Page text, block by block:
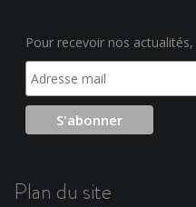
Pour recevoir nos
Plan du site